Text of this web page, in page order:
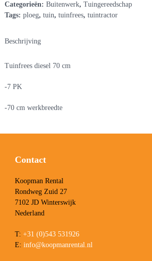
Categorieën: Buitenwerk, Tuingereedschap
Tags: ploeg, tuin, tuinfrees, tuintractor
Beschrijving
Tuinfrees diesel 70 cm
-7 PK
-70 cm werkbreedte
Contact
Koopman Rental
Rondweg Zuid 27
7102 JD Winterswijk
Nederland
T: +31 (0)543 531926
E: info@koopmanrental.nl